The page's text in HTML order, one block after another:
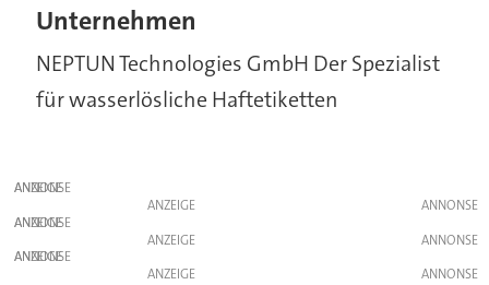
Unternehmen
NEPTUN Technologies GmbH Der Spezialist
für wasserlösliche Haftetiketten
ANZEIGE
ANZEIGE
ANZEIGE
ANZEIGE
ANZEIGE
ANZEIGE